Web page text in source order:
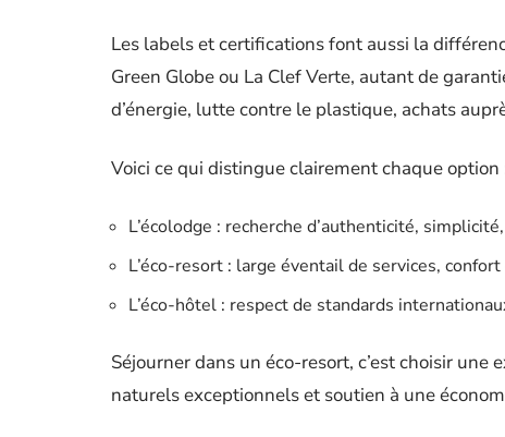
Les labels et certifications font aussi la
Green Globe ou La Clef Verte, autant de
d’énergie, lutte contre le plastique, achats
Voici ce qui distingue clairement chaque option
L’écolodge : recherche d’authenticité,
L’éco-resort : large éventail de services,
L’éco-hôtel : respect de standards
Séjourner dans un éco-resort, c’est choisir
naturels exceptionnels et soutien à une